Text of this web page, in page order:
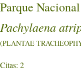
Parque
Pachylaena
(PLANTAE
Citas: 2